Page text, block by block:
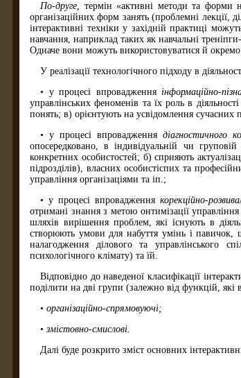
По-друге, термін «активні методи та форми
організаційних форм занять (проблемні лекції,
інтерактивні техніки у західній практиці
навчання, наприклад таких як навчальні
Одначе вони можуть використовуватися й
У реалізації технологічного підходу в
• у процесі впровадженняінформаційно-
управлінських феноменів та їх роль в
понять; в) орієнтують на усвідомлення сучасних
• у процесі впровадження діагностичного
опосередковано, в індивідуальній чи
конкретних особистостей; б) сприяють
підрозділів), власних особистіспих та
управління організаціями та іп.;
• у процесі впровадженнякорекційно-
отримані знання з метою онтимізації
шляхів вирішення проблем, які існують в
створюють умови для набуття умінь і павичок,
налагодження ділового та управлінського
психологічного клімату) та їй.
Відповідно до наведеної класифікації
поділити на дві групи (залежно від функцій, які
• організаційно-спрямовуючі;
• змістовно-смислові.
Далі буде розкрито зміст основних